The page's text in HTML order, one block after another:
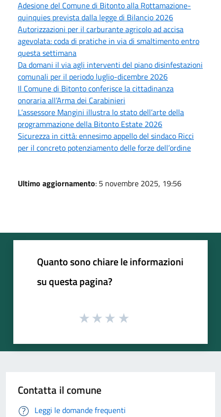
Adesione del Comune di Bitonto alla Rottamazione-
quinquies prevista dalla legge di Bilancio 2026
Autorizzazioni per il carburante agricolo ad accisa
agevolata: coda di pratiche in via di smaltimento entro
questa settimana
Da domani il via agli interventi del piano disinfestazioni
comunali per il periodo luglio-dicembre 2026
Il Comune di Bitonto conferisce la cittadinanza
onoraria all’Arma dei Carabinieri
L’assessore Mangini illustra lo stato dell’arte della
programmazione della Bitonto Estate 2026
Sicurezza in città: ennesimo appello del sindaco Ricci
per il concreto potenziamento delle forze dell’ordine
Ultimo aggiornamento: 5 novembre 2025, 19:56
Quanto sono chiare le informazioni
su questa pagina?
Contatta il comune
Leggi le domande frequenti